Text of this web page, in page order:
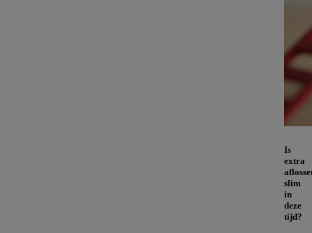
Is
extra
slim
in
deze
tijd?